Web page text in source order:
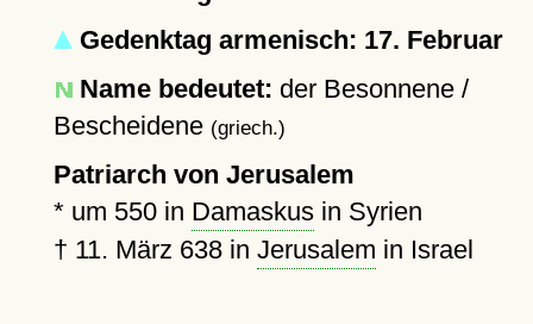
Gedenktag armenisch: 17. Februar
Name bedeutet: der Besonnene /
Bescheidene (griech.)
Patriarch von Jerusalem
* um 550in Damaskusin Syrien
† 11. März 638in Jerusalem in Israel